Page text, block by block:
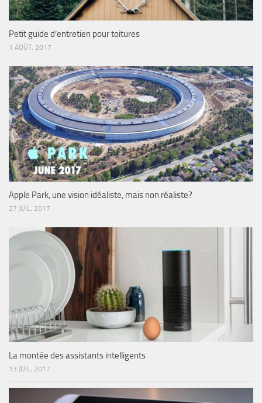
Petit guide d’entretien pour toitures
1 AOÛT, 2017
Apple Park, une vision idéaliste, mais non réaliste?
27 JUIL, 2017
La montée des assistants intelligents
13 JUIL, 2017